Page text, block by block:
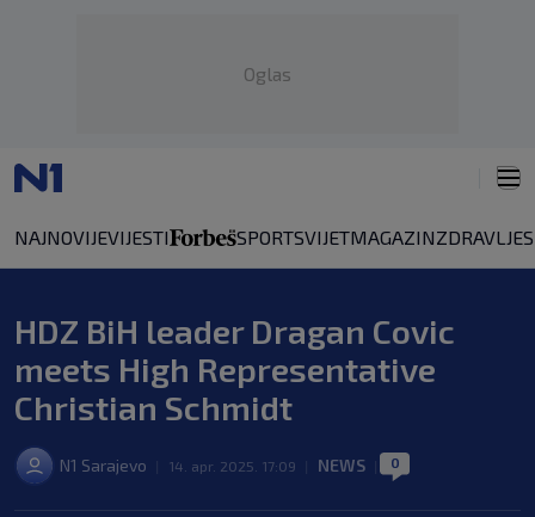
Oglas
NAJNOVIJEVIJESTI SPORTSVIJETMAGAZINZDRAVLJE
HDZ BiH leader Dragan Covic
meets High Representative
Christian Schmidt
N1 Sarajevo 14. apr. 2025. 17:09 NEWS 0